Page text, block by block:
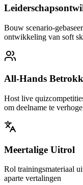
Bouw scenario-
ontwikkeling van soft
All-Hands
Host live
om deelname te
Meertalige Uitrol
Rol trainingsmateriaal
aparte vertalingen